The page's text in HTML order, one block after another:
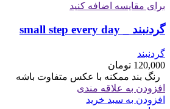
برای مقایسه اضافه کنید
گردنبند _ small step every day
گردنبند
120,000 تومان
رنگ بند ممکنه با عکس متفاوت باشه
افزودن به علاقه مندی
افزودن به سبد خرید